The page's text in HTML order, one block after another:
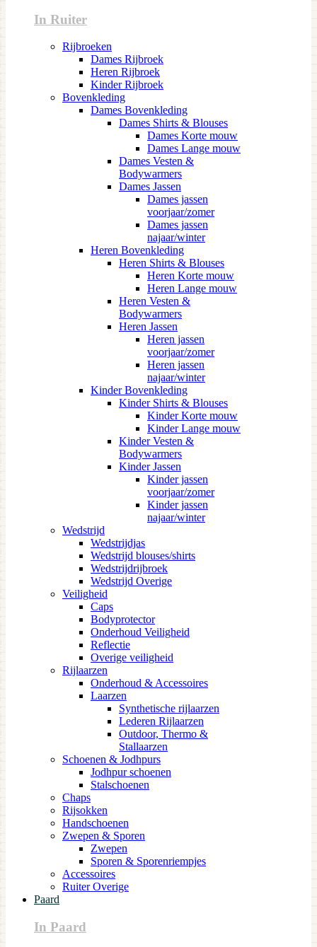
In Ruiter
Rijbroeken
Dames Rijbroek
Heren Rijbroek
Kinder Rijbroek
Bovenkleding
Dames Bovenkleding
Dames Shirts & Blouses
Dames Korte mouw
Dames Lange mouw
Dames Vesten &
Bodywarmers
Dames Jassen
Dames jassen
voorjaar/zomer
Dames jassen
najaar/winter
Heren Bovenkleding
Heren Shirts & Blouses
Heren Korte mouw
Heren Lange mouw
Heren Vesten &
Bodywarmers
Heren Jassen
Heren jassen
voorjaar/zomer
Heren jassen
najaar/winter
Kinder Bovenkleding
Kinder Shirts & Blouses
Kinder Korte mouw
Kinder Lange mouw
Kinder Vesten &
Bodywarmers
Kinder Jassen
Kinder jassen
voorjaar/zomer
Kinder jassen
najaar/winter
Wedstrijd
Wedstrijdjas
Wedstrijd blouses/shirts
Wedstrijdrijbroek
Wedstrijd Overige
Veiligheid
Caps
Bodyprotector
Onderhoud Veiligheid
Reflectie
Overige veiligheid
Rijlaarzen
Onderhoud & Accessoires
Laarzen
Synthetische rijlaarzen
Lederen Rijlaarzen
Outdoor, Thermo &
Stallaarzen
Schoenen & Jodhpurs
Jodhpur schoenen
Stalschoenen
Chaps
Rijsokken
Handschoenen
Zwepen & Sporen
Zwepen
Sporen & Sporenriempjes
Accessoires
Ruiter Overige
Paard
In Paard